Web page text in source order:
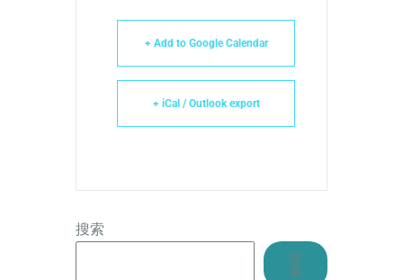
+ Add to Google Calendar
+ iCal / Outlook export
搜索
搜
索